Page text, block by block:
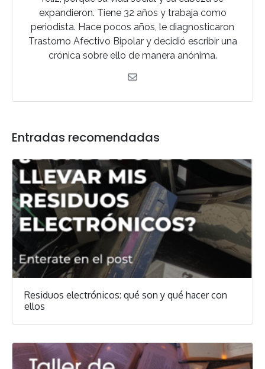
expandieron. Tiene 32 años y trabaja como
periodista. Hace pocos años, le diagnosticaron
Trastorno Afectivo Bipolar y decidió escribir una
crónica sobre ello de manera anónima.
Entradas recomendadas
Residuos electrónicos: qué son y qué hacer con
ellos